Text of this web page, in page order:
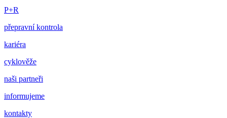
P+R
přepravní kontrola
kariéra
cyklověže
naši partneři
informujeme
kontakty